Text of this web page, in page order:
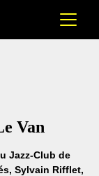
Van
Jazz-Club de
Sylvain Rifflet,